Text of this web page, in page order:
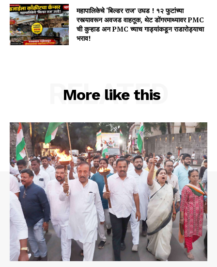
महापालिकेचे ‘बिल्डर राज’ उघड ! १२ फुटांच्या
रस्त्यावरून अवजड वाहतूक, थेट डोंगरमाथ्यावर PMC
ची कुऱ्हाड अन PMC च्याच गाड्यांकडून राडारोड्याचा
भराव!
More like this
RELATED